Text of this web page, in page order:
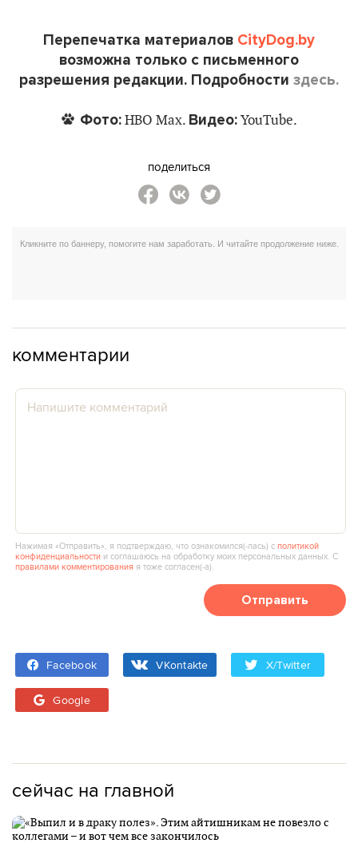
Перепечатка материалов CityDog.by
возможна только с письменного
разрешения редакции. Подробности здесь.
Фото:HBO Max. Видео:YouTube.
поделиться
комментарии
Нажимая «Отправить», я подтверждаю, что ознакомился(‑лась) сполитикой
конфиденциальности и соглашаюсь на обработку моих персональных данных. С
правилами комментирования я тоже согласен(‑а).
Отправить
Facebook VKontakte X/Twitter
Google
сейчас на главной